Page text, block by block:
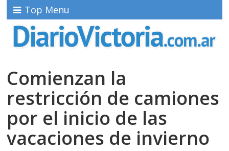
Top Menu
Comienzan la
restricción de camiones
por el inicio de las
vacaciones de invierno